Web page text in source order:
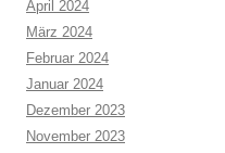
April 2024
März 2024
Februar 2024
Januar 2024
Dezember 2023
November 2023